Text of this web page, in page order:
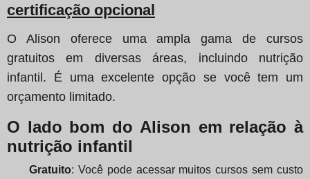
certificação opcional
O Alison oferece uma ampla gama de cursos
gratuitos em diversas áreas, incluindo nutrição
infantil. É uma excelente opção se você tem um
orçamento limitado.
O lado bom do Alison em relação à
nutrição infantil
Gratuito: Você pode acessar muitos cursos sem custo